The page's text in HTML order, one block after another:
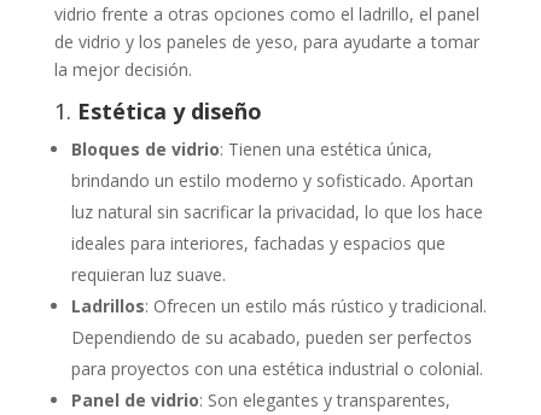
vidrio frente a otras opciones como el ladrillo, el panel
de vidrio y los paneles de yeso, para ayudarte a tomar
la mejor decisión.
1. Estética y diseño
Bloques de vidrio: Tienen una estética única,
brindando un estilo moderno y sofisticado. Aportan
luz natural sin sacrificar la privacidad, lo que los hace
ideales para interiores, fachadas y espacios que
requieran luz suave.
Ladrillos: Ofrecen un estilo más rústico y tradicional.
Dependiendo de su acabado, pueden ser perfectos
para proyectos con una estética industrial o colonial.
Panel de vidrio: Son elegantes y transparentes,